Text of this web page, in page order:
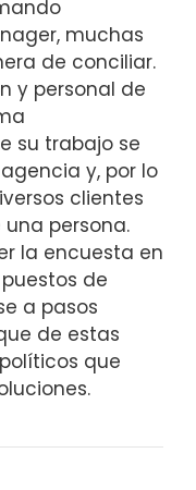
muchas
de conciliar.
y personal de
su trabajo se
y, por lo
clientes
persona.
la encuesta en
de
a pasos
de estas
que